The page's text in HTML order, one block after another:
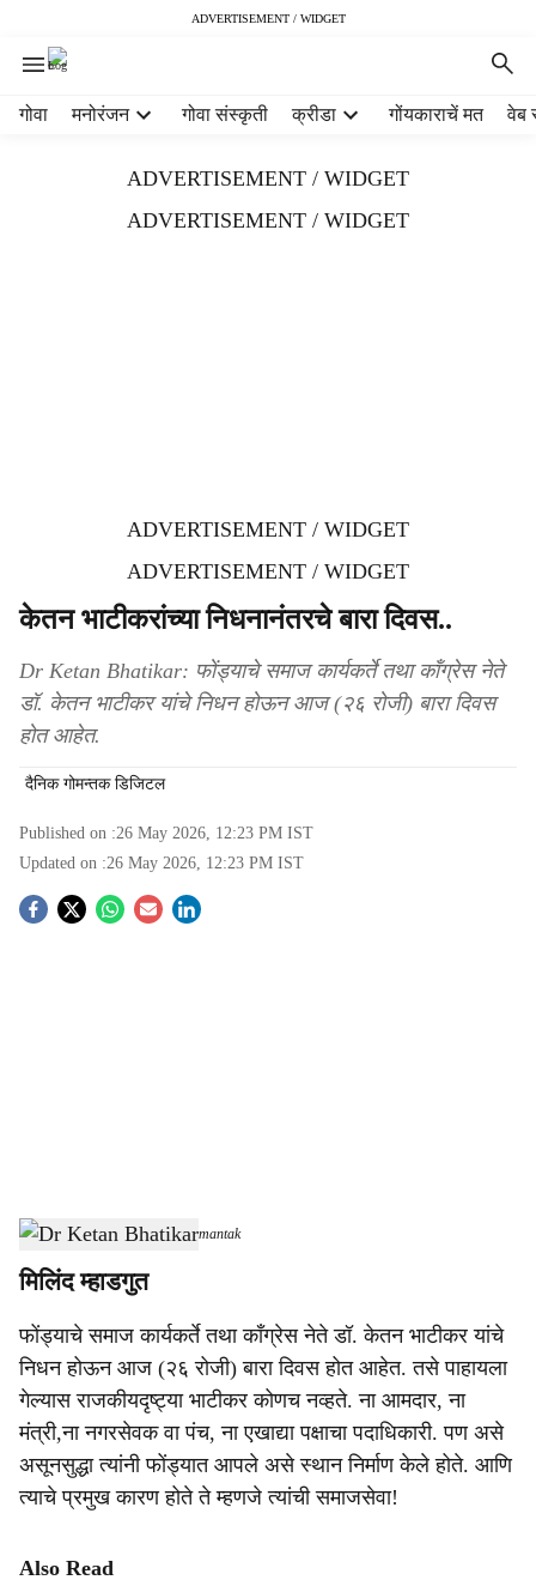
ADVERTISEMENT / WIDGET
गोवा मनोरंजन गोवा संस्कृती क्रीडा गोंयकाराचें मत वेब
ADVERTISEMENT / WIDGET
ADVERTISEMENT / WIDGET
ADVERTISEMENT / WIDGET
ADVERTISEMENT / WIDGET
केतन भाटीकरांच्या निधनानंतरचे बारा दिवस..
Dr Ketan Bhatikar: फोंड्याचे समाज कार्यकर्ते तथा कॉंग्रेस नेते
डॉ. केतन भाटीकर यांचे निधन होऊन आज (२६ रोजी) बारा दिवस
होत आहेत.
दैनिक गोमन्तक डिजिटल
Published on :26 May 2026, 12:23 PM IST
Updated on :26 May 2026, 12:23 PM IST
S
a
r
e
Dr Ketan Bhatikar - Dainik Gomantak
मिलिंद म्हाडगुत
फोंड्याचे समाज कार्यकर्ते तथा कॉंग्रेस नेते डॉ. केतन भाटीकर यांचे
निधन होऊन आज (२६ रोजी) बारा दिवस होत आहेत. तसे पाहायला
गेल्यास राजकीयदृष्ट्या भाटीकर कोणच नव्हते. ना आमदार, ना
मंत्री,ना नगरसेवक वा पंच, ना एखाद्या पक्षाचा पदाधिकारी. पण असे
असूनसुद्धा त्यांनी फोंड्यात आपले असे स्थान निर्माण केले होते. आणि
त्याचे प्रमुख कारण होते ते म्हणजे त्यांची समाजसेवा!
Also Read